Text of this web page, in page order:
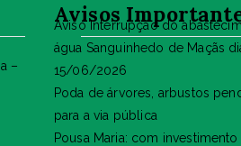
–
Avisos
Aviso Interrupção do
água Sanguinhedo de Maçãs
15/06/2026
Poda de árvores, arbustos
para a via pública
Pousa Maria: com investimento